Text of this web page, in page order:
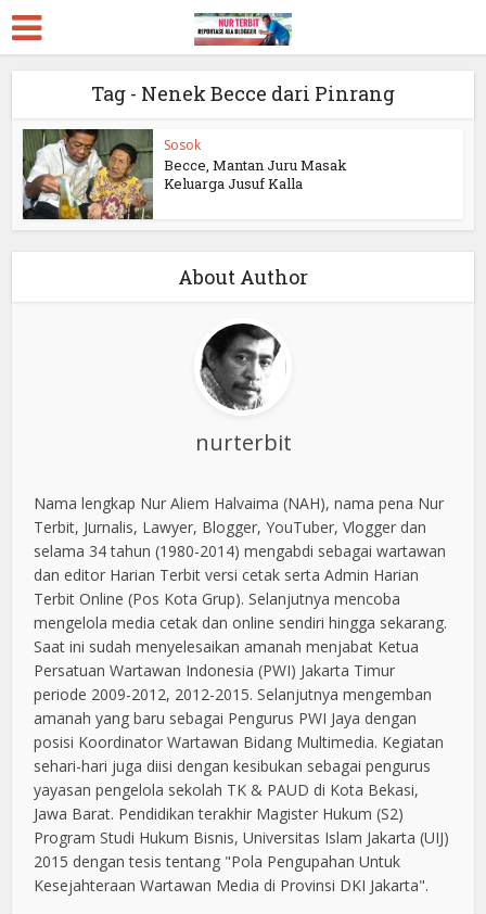
Tag - Nenek Becce dari Pinrang
Sosok
Becce, Mantan Juru Masak
Keluarga Jusuf Kalla
About Author
nurterbit
Nama lengkap Nur Aliem Halvaima (NAH), nama pena Nur
Terbit, Jurnalis, Lawyer, Blogger, YouTuber, Vlogger dan
selama 34 tahun (1980-2014) mengabdi sebagai wartawan
dan editor Harian Terbit versi cetak serta Admin Harian
Terbit Online (Pos Kota Grup). Selanjutnya mencoba
mengelola media cetak dan online sendiri hingga sekarang.
Saat ini sudah menyelesaikan amanah menjabat Ketua
Persatuan Wartawan Indonesia (PWI) Jakarta Timur
periode 2009-2012, 2012-2015. Selanjutnya mengemban
amanah yang baru sebagai Pengurus PWI Jaya dengan
posisi Koordinator Wartawan Bidang Multimedia. Kegiatan
sehari-hari juga diisi dengan kesibukan sebagai pengurus
yayasan pengelola sekolah TK & PAUD di Kota Bekasi,
Jawa Barat. Pendidikan terakhir Magister Hukum (S2)
Program Studi Hukum Bisnis, Universitas Islam Jakarta (UIJ)
2015 dengan tesis tentang "Pola Pengupahan Untuk
Kesejahteraan Wartawan Media di Provinsi DKI Jakarta".